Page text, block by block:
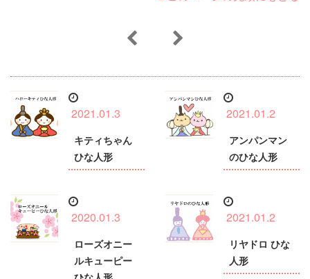
2021.01.3
キティちゃん
ひな人形
2021.01.2
アンパンマン
のひな人形
2020.01.3
ローズオニー
ルキューピー
2021.01.2
リヤドロ ひな
人形